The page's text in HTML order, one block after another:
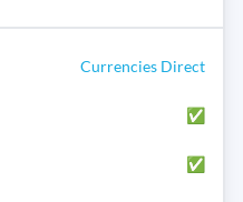
Currencies Direct
✅
✅